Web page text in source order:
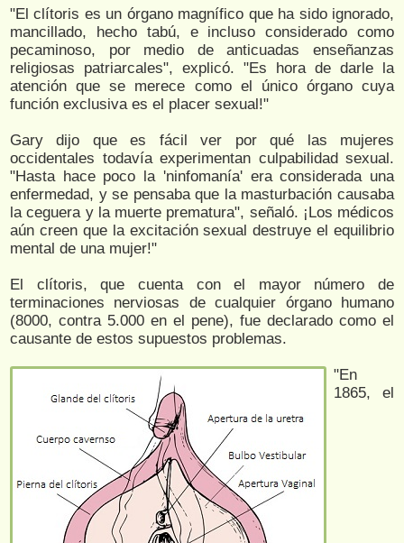
"El clítoris es un órgano magnífico que ha sido ignorado,
mancillado, hecho tabú, e incluso considerado como
pecaminoso, por medio de anticuadas enseñanzas
religiosas patriarcales", explicó. "Es hora de darle la
atención que se merece como el único órgano cuya
función exclusiva es el placer sexual!"
Gary dijo que es fácil ver por qué las mujeres
occidentales todavía experimentan culpabilidad sexual.
"Hasta hace poco la 'ninfomanía' era considerada una
enfermedad, y se pensaba que la masturbación causaba
la ceguera y la muerte prematura", señaló. ¡Los médicos
aún creen que la excitación sexual destruye el equilibrio
mental de una mujer!"
El clítoris, que cuenta con el mayor número de
terminaciones nerviosas de cualquier órgano humano
(8000, contra 5.000 en el pene), fue declarado como el
causante de estos supuestos problemas.
"En
1865, el